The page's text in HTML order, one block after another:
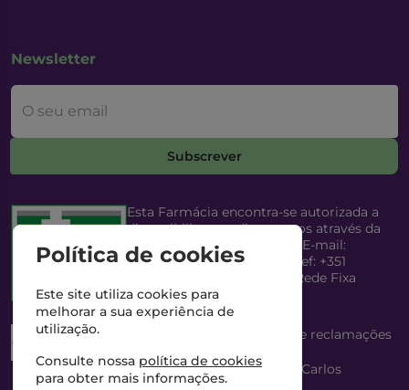
Newsletter
O seu email
Subscrever
Esta Farmácia encontra-se autorizada a
disponibilizar medicamentos através da
Internet, pelo Infarmed, I.P. E-mail:
infarmed@infarmed.pt
| Telef: +351
217987100 (Chamada para Rede Fixa
Nacional)
Esta Farmácia dispõe de livro de reclamações
Director Técnico e Proprietário: António Carlos
Saraiva Cabral Costa
Política de cookies
Este site utiliza cookies para
melhorar a sua experiência de
utilização.
Consulte nossa política de cookies
para obter mais informações.